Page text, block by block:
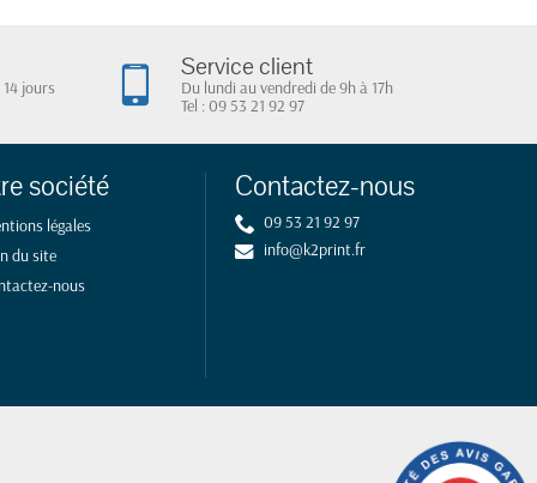
jours
Service client
Du lundi au vendredi de 9h à 17h
Tel : 09 53 21 92 97
société
légales
du site
nous
Contactez-nous
09 53 21 92 97
info@k2print.fr